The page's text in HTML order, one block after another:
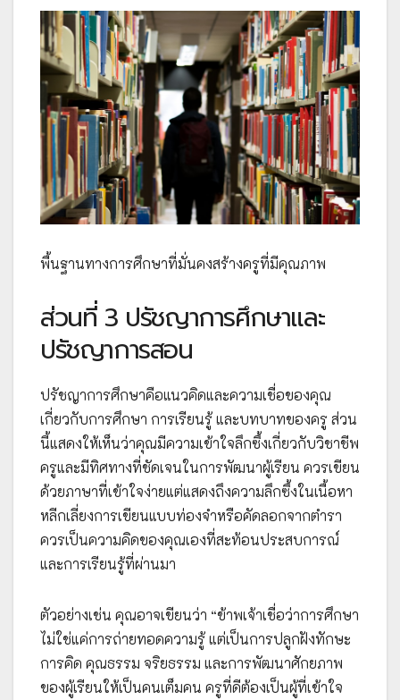
พื้นฐานทางการศึกษาที่มั่นคงสร้างครูที่มีคุณภาพ
ส่วนที่ 3 ปรัชญาการศึกษาและ
ปรัชญาการสอน
ปรัชญาการศึกษาคือแนวคิดและความเชื่อของคุณ
เกี่ยวกับการศึกษา การเรียนรู้ และบทบาทของครู ส่วน
นี้แสดงให้เห็นว่าคุณมีความเข้าใจลึกซึ้งเกี่ยวกับวิชาชีพ
ครูและมีทิศทางที่ชัดเจนในการพัฒนาผู้เรียน ควรเขียน
ด้วยภาษาที่เข้าใจง่ายแต่แสดงถึงความลึกซึ้งในเนื้อหา
หลีกเลี่ยงการเขียนแบบท่องจำหรือคัดลอกจากตำรา
ควรเป็นความคิดของคุณเองที่สะท้อนประสบการณ์
และการเรียนรู้ที่ผ่านมา
ตัวอย่างเช่น คุณอาจเขียนว่า “ข้าพเจ้าเชื่อว่าการศึกษา
ไม่ใช่แค่การถ่ายทอดความรู้ แต่เป็นการปลูกฝังทักษะ
การคิด คุณธรรม จริยธรรม และการพัฒนาศักยภาพ
ของผู้เรียนให้เป็นคนเต็มคน ครูที่ดีต้องเป็นผู้ที่เข้าใจ